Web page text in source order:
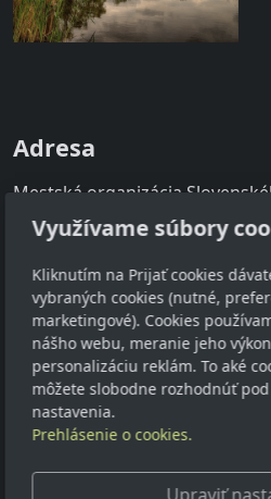
Adresa
Mestská organizácia
Záhorie
Staničná 5, 900 51 Zohor
Kontakt
info@srz-zahorie.sk
02 65961 238
Sledujte nás
Využívame súbory
Kliknutím na Prijať cookies
vybraných cookies (nutné,
marketingové). Cookies
nášho webu, meranie jeho
personalizáciu reklám. To aké
môžete slobodne rozhodnúť
nastavenia.
Prehlásenie o cookies.